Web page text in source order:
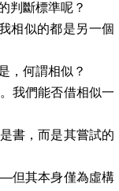
判斷標準呢？
相似的都是另一個
，何謂相似？
我們能否借相似一
書，而是其嘗試的
但其本身僅為虛構